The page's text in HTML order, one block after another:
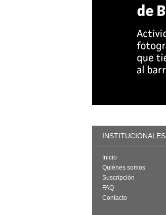
INSTITUCIONALES
Inicio
Quiénes somos
Suscripción
FAQ
Contacto